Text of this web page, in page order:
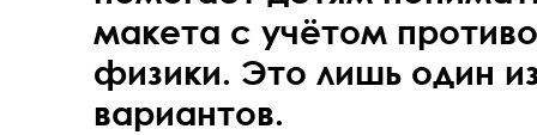
макета с учётом
физики. Это лишь один
вариантов.